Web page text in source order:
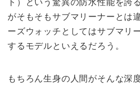
がそもそもサブマリーナーとは
ーズウォッチとしてはサブマリ
するモデルといえるだろう。
もちろん生身の人間がそんな深